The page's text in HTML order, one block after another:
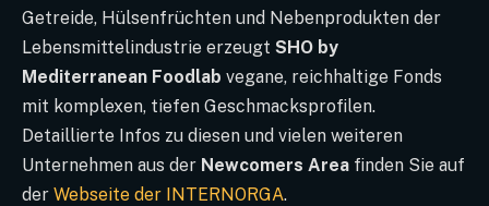
Getreide, Hülsenfrüchten und Nebenprodukten der
Lebensmittelindustrie erzeugt SHO by
Mediterranean Foodlab vegane, reichhaltige Fonds
mit komplexen, tiefen Geschmacksprofilen.
Detaillierte Infos zu diesen und vielen weiteren
Unternehmen aus der Newcomers Area finden Sie auf
der Webseite der INTERNORGA.